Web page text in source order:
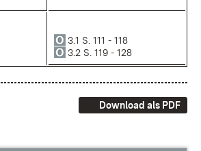
3.1 S. 111 - 118
3.2 S. 119 - 128
Download als PDF